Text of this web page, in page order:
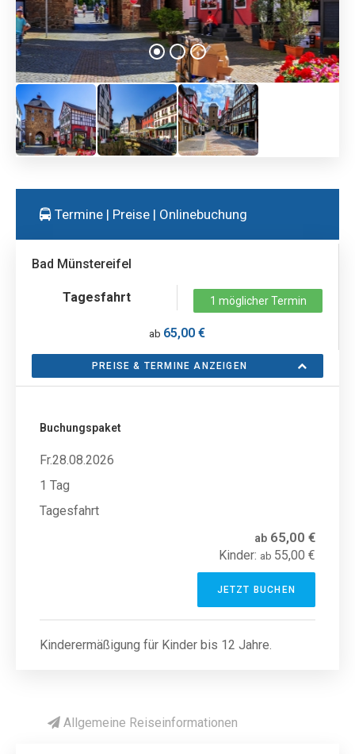
Termine | Preise | Onlinebuchung
Bad Münstereifel
Tagesfahrt 1 möglicher Termin
ab 65,00 €
PREISE & TERMINE ANZEIGEN
Buchungspaket
Fr.28.08.2026
1 Tag
Tagesfahrt
ab 65,00 €
Kinder: ab 55,00 €
JETZT BUCHEN
Kinderermäßigung für Kinder bis 12 Jahre.
Allgemeine Reiseinformationen